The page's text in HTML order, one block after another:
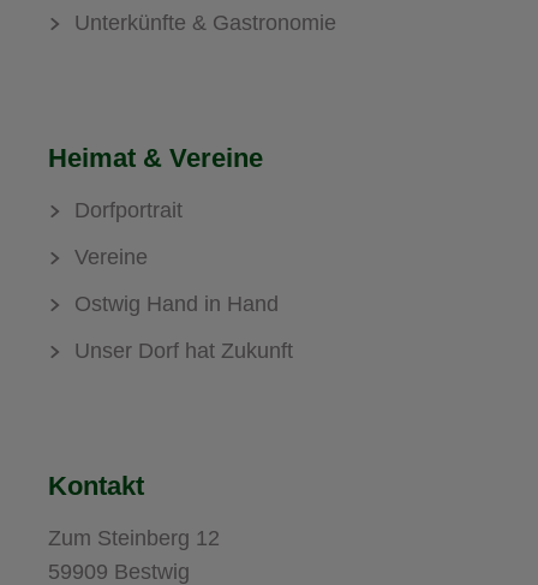
Unterkünfte & Gastronomie
Heimat & Vereine
Dorfportrait
Vereine
Ostwig Hand in Hand
Unser Dorf hat Zukunft
Kontakt
Zum Steinberg 12
59909 Bestwig